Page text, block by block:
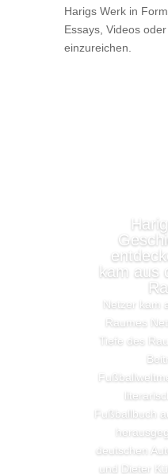
Harigs Werk in
Essays, Videos
einzureichen.
kam aus
Netzer kam
Raumes
Tiefe des
Fußballbuch
deutschen
und Dieter